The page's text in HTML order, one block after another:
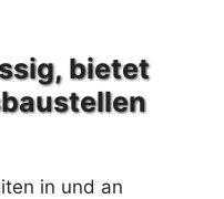
bietet
in und an